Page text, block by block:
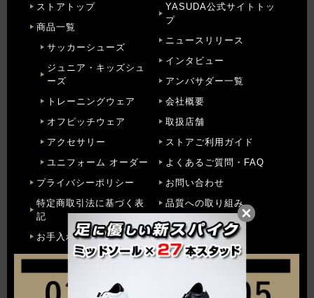
ストアトップ
商品一覧
サッカーシューズ
ジュニア・キッズシュ
ーズ
トレーニングウェア
オフピッチウェア
アクセサリー
ユニフォーム オーダー
プライバシーポリシー
特定商取引法に基づく表
記
お手入れ方法
YASUDA公式サイトトッ
プ
ニュースリリース
インタビュー
アンバサダー一覧
会社概要
取扱店舗
ストアご利用ガイド
よくあるご質問・FAQ
お問い合わせ
品質への取り組み